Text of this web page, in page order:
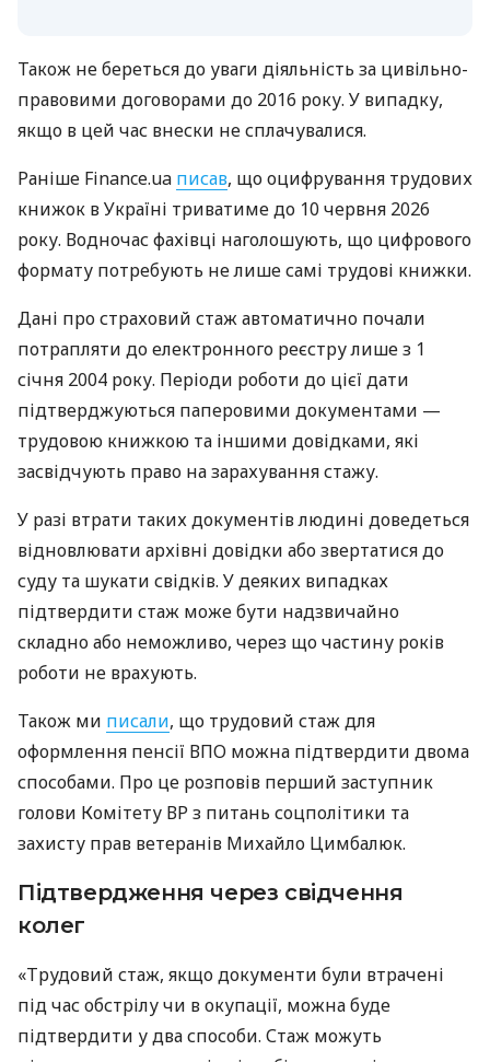
Також не береться до уваги діяльність за цивільно-
правовими договорами до 2016 року. У випадку,
якщо в цей час внески не сплачувалися.
Раніше Finance.ua писав, що оцифрування трудових
книжок в Україні триватиме до 10 червня 2026
року. Водночас фахівці наголошують, що цифрового
формату потребують не лише самі трудові книжки.
Дані про страховий стаж автоматично почали
потрапляти до електронного реєстру лише з 1
січня 2004 року. Періоди роботи до цієї дати
підтверджуються паперовими документами —
трудовою книжкою та іншими довідками, які
засвідчують право на зарахування стажу.
У разі втрати таких документів людині доведеться
відновлювати архівні довідки або звертатися до
суду та шукати свідків. У деяких випадках
підтвердити стаж може бути надзвичайно
складно або неможливо, через що частину років
роботи не врахують.
Також ми писали, що трудовий стаж для
оформлення пенсії ВПО можна підтвердити двома
способами. Про це розповів перший заступник
голови Комітету ВР з питань соцполітики та
захисту прав ветеранів Михайло Цимбалюк.
Підтвердження через свідчення
колег
«Трудовий стаж, якщо документи були втрачені
під час обстрілу чи в окупації, можна буде
підтвердити у два способи. Стаж можуть